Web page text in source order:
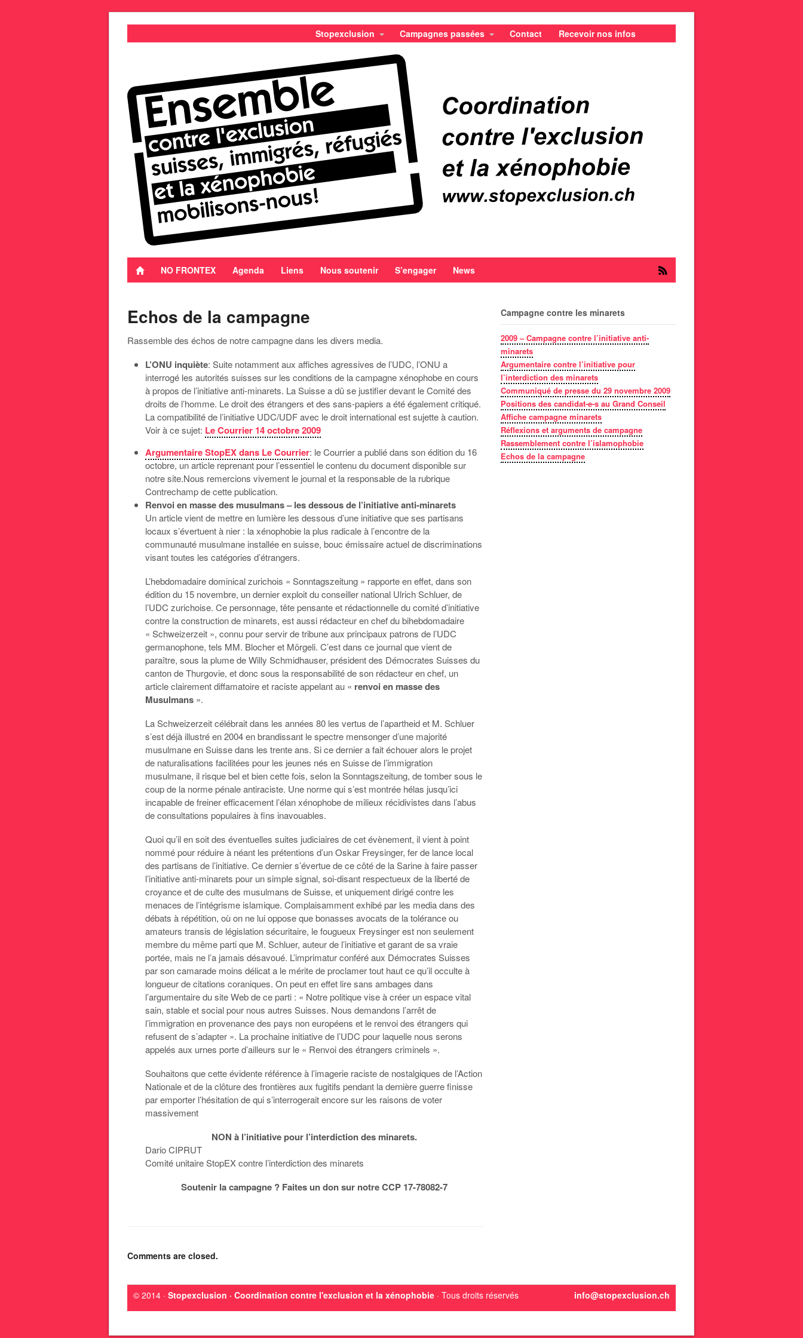
Stopexclusion Campagnes passées Contact Recevoir nos infos
NO FRONTEX Agenda Liens Nous soutenir S’engager News
Echos de la campagne
Rassemble des échos de notre campagne dans les divers media.
L’ONU inquiète: Suite notamment aux affiches agressives de l’UDC, l’ONU a
interrogé les autorités suisses sur les conditions de la campagne xénophobe en cours
à propos de l’initiative anti-minarets. La Suisse a dû se justifier devant le Comité des
droits de l’homme. Le droit des étrangers et des sans-papiers a été également critiqué.
La compatibilité de l’initiative UDC/UDF avec le droit international est sujette à caution.
Voir à ce sujet: Le Courrier 14 octobre 2009
Argumentaire StopEX dans Le Courrier: le Courrier a publié dans son édition du 16
octobre, un article reprenant pour l’essentiel le contenu du document disponible sur
notre site.Nous remercions vivement le journal et la responsable de la rubrique
Contrechamp de cette publication.
Renvoi en masse des musulmans – les dessous de l’initiative anti-minarets
Un article vient de mettre en lumière les dessous d’une initiative que ses partisans
locaux s’évertuent à nier : la xénophobie la plus radicale à l’encontre de la
communauté musulmane installée en suisse, bouc émissaire actuel de discriminations
visant toutes les catégories d’étrangers.
L’hebdomadaire dominical zurichois « Sonntagszeitung » rapporte en effet, dans son
édition du 15 novembre, un dernier exploit du conseiller national Ulrich Schluer, de
l’UDC zurichoise. Ce personnage, tête pensante et rédactionnelle du comité d’initiative
contre la construction de minarets, est aussi rédacteur en chef du bihebdomadaire
« Schweizerzeit », connu pour servir de tribune aux principaux patrons de l’UDC
germanophone, tels MM. Blocher et Mörgeli. C’est dans ce journal que vient de
paraître, sous la plume de Willy Schmidhauser, président des Démocrates Suisses du
canton de Thurgovie, et donc sous la responsabilité de son rédacteur en chef, un
article clairement diffamatoire et raciste appelant au « renvoi en masse des
Musulmans ».
La Schweizerzeit célébrait dans les années 80 les vertus de l’apartheid et M. Schluer
s’est déjà illustré en 2004 en brandissant le spectre mensonger d’une majorité
musulmane en Suisse dans les trente ans. Si ce dernier a fait échouer alors le projet
de naturalisations facilitées pour les jeunes nés en Suisse de l’immigration
musulmane, il risque bel et bien cette fois, selon la Sonntagszeitung, de tomber sous le
coup de la norme pénale antiraciste. Une norme qui s’est montrée hélas jusqu’ici
incapable de freiner efficacement l’élan xénophobe de milieux récidivistes dans l’abus
de consultations populaires à fins inavouables.
Quoi qu’il en soit des éventuelles suites judiciaires de cet évènement, il vient à point
nommé pour réduire à néant les prétentions d’un Oskar Freysinger, fer de lance local
des partisans de l’initiative. Ce dernier s’évertue de ce côté de la Sarine à faire passer
l’initiative anti-minarets pour un simple signal, soi-disant respectueux de la liberté de
croyance et de culte des musulmans de Suisse, et uniquement dirigé contre les
menaces de l’intégrisme islamique. Complaisamment exhibé par les media dans des
débats à répétition, où on ne lui oppose que bonasses avocats de la tolérance ou
amateurs transis de législation sécuritaire, le fougueux Freysinger est non seulement
membre du même parti que M. Schluer, auteur de l’initiative et garant de sa vraie
portée, mais ne l’a jamais désavoué. L’imprimatur conféré aux Démocrates Suisses
par son camarade moins délicat a le mérite de proclamer tout haut ce qu’il occulte à
longueur de citations coraniques. On peut en effet lire sans ambages dans
l’argumentaire du site Web de ce parti : « Notre politique vise à créer un espace vital
sain, stable et social pour nous autres Suisses. Nous demandons l’arrêt de
l’immigration en provenance des pays non européens et le renvoi des étrangers qui
refusent de s’adapter ». La prochaine initiative de l’UDC pour laquelle nous serons
appelés aux urnes porte d’ailleurs sur le « Renvoi des étrangers criminels ».
Souhaitons que cette évidente référence à l’imagerie raciste de nostalgiques de l’Action
Nationale et de la clôture des frontières aux fugitifs pendant la dernière guerre finisse
par emporter l’hésitation de qui s’interrogerait encore sur les raisons de voter
massivement
NON à l’initiative pour l’interdiction des minarets.
Dario CIPRUT
Comité unitaire StopEX contre l’interdiction des minarets
Soutenir la campagne ? Faites un don sur notre CCP 17-78082-7
Comments are closed.
Campagne contre les minarets
2009 – Campagne contre l’initiative anti-
minarets
Argumentaire contre l’initiative pour
l’interdiction des minarets
Communiqué de presse du 29 novembre 2009
Positions des candidat-e-s au Grand Conseil
Affiche campagne minarets
Réflexions et arguments de campagne
Rassemblement contre l’islamophobie
Echos de la campagne
© 2014 · Stopexclusion · Coordination contre l'exclusion et la xénophobie · Tous droits réservés info@stopexclusion.ch